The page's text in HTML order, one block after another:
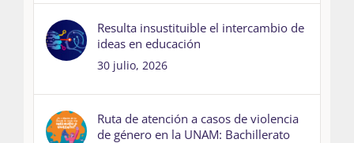
Resulta insustituible el intercambio de
ideas en educación
30 julio, 2026
Ruta de atención a casos de violencia
de género en la UNAM: Bachillerato